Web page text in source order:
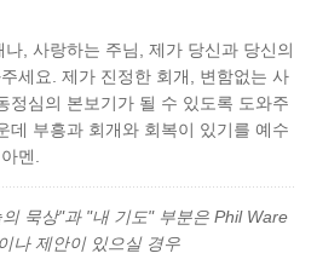
, 사랑하는 주님, 제가 당신과 당신의
세요. 제가 진정한 회개, 변함없는 사
정심의 본보기가 될 수 있도록 도와주
데 부흥과 회개와 회복이 있기를 예수
멘.
묵상"과 "내 기도" 부분은 Phil Ware
나 제안이 있으실 경우